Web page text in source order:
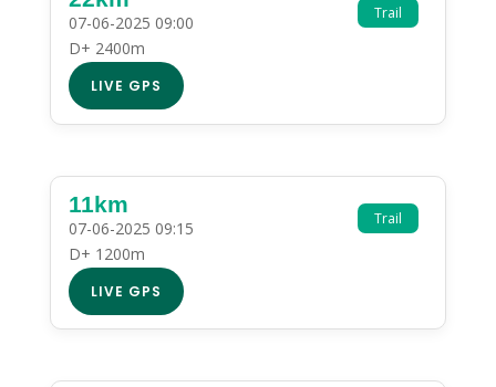
Trail
07-06-2025 09:00
D+ 2400m
LIVE GPS
Trail
11km
07-06-2025 09:15
D+ 1200m
LIVE GPS